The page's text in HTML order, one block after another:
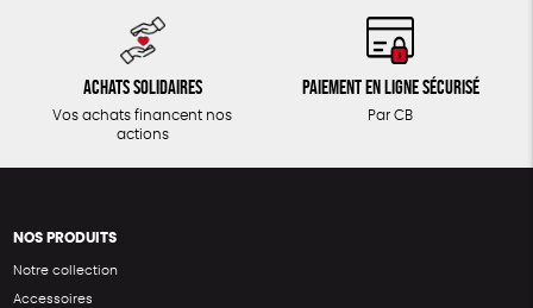
Achats solidaires
Vos achats financent nos
actions
Paiement en ligne sécurisé
Par CB
NOS PRODUITS
Notre collection
Accessoires